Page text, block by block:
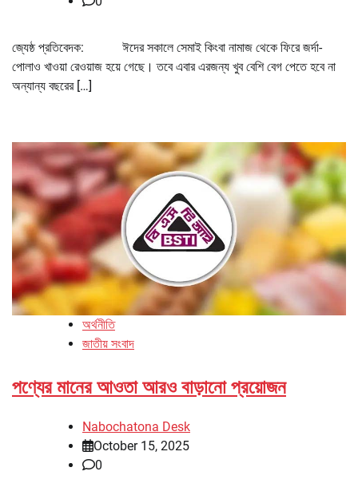
জ্যেষ্ঠ প্রতিবেদক: ঈদের সকালে সেমাই কিংবা নামাজ থেকে ফিরে জর্দা-
পোলাও খাওয়া রেওয়াজ হয়ে গেছে। তবে এবার এরজন্য খুব বেশি বেগ পেতে হবে না
অন্যান্য বছরের […]
অর্থনীতি
জাতীয় সংবাদ
পণ্যের মানের আওতা আরও বাড়ানো প্রয়োজন
Nabochatona Desk
October 15, 2025
0